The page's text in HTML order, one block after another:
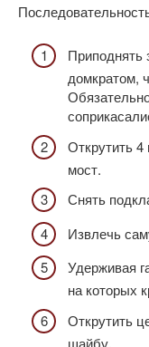
Приподнять
домкратом,
Открутить 4
мост.
Снять
Извлечь
Удерживая
на которых
Открутить
шайбу.